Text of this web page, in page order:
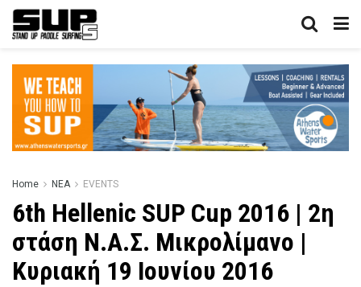
Home ΝΕΑ EVENTS
6th Hellenic SUP Cup 2016 | 2η
στάση Ν.Α.Σ. Μικρολίμανο |
Κυριακή 19 Ιουνίου 2016